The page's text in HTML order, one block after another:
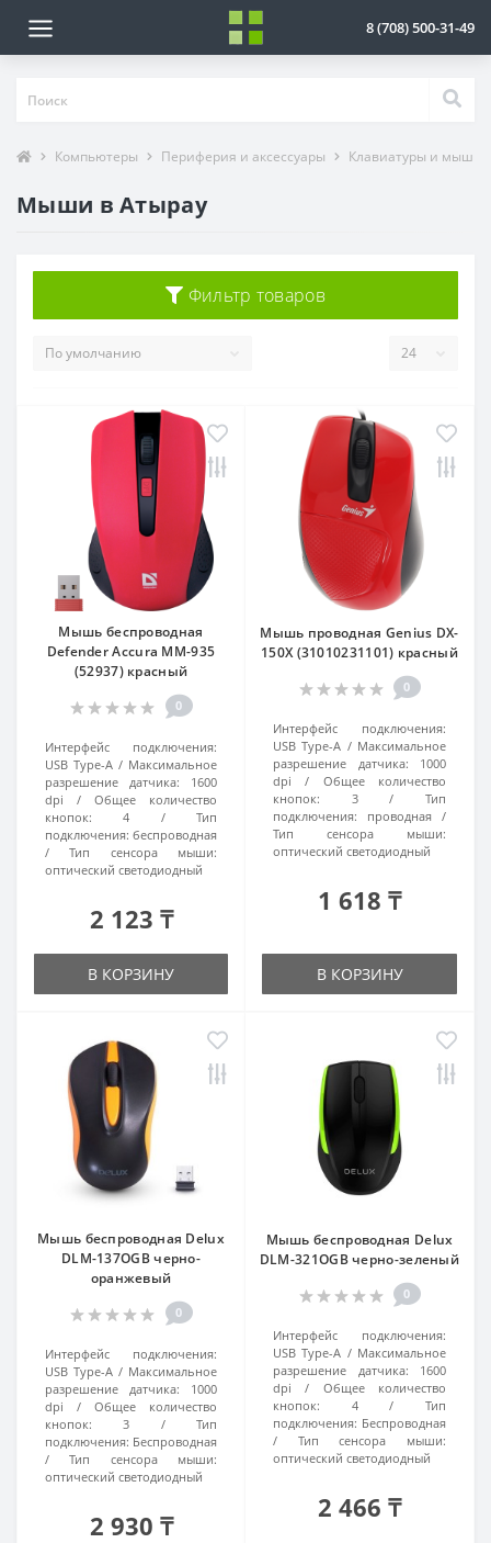
8 (708) 500-31-49
Компьютеры Периферия и аксессуары Клавиатуры и мыши
Мыши в Атырау
Фильтр товаров
Мышь беспроводная
Defender Accura MM-935
(52937) красный
0
Интерфейс подключения:
USB Type-A
Максимальное
разрешение датчика:
1600
dpi
Общее количество
кнопок:
4
Тип
подключения: беспроводная
Тип сенсора мыши:
оптический светодиодный
2 123 ₸
В КОРЗИНУ
Мышь проводная Genius DX-
150X (31010231101) красный
0
Интерфейс подключения:
USB Type-A
Максимальное
разрешение датчика:
1000
dpi
Общее количество
кнопок:
3
Тип
подключения:
проводная
Тип сенсора мыши:
оптический светодиодный
1 618 ₸
В КОРЗИНУ
Мышь беспроводная Delux
DLM-137OGB черно-
оранжевый
0
Интерфейс подключения:
USB Type-A
Максимальное
разрешение датчика:
1000
dpi
Общее количество
кнопок:
3
Тип
подключения: Беспроводная
Тип сенсора мыши:
оптический светодиодный
2 930 ₸
Мышь беспроводная Delux
DLM-321OGB черно-зеленый
0
Интерфейс подключения:
USB Type-A
Максимальное
разрешение датчика:
1600
dpi
Общее количество
кнопок:
4
Тип
подключения: Беспроводная
Тип сенсора мыши:
оптический светодиодный
2 466 ₸